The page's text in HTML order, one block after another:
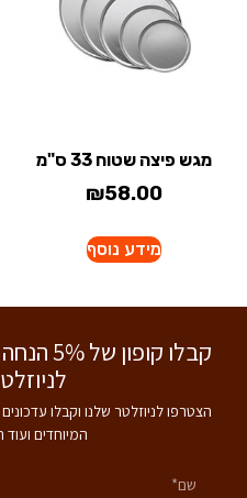
מגש פיצה שטוח 33 ס"מ
₪58.00
מידע נוסף
קבלו
הצטרפו לניוזלטר שלנו וקבלו
המיוחדים